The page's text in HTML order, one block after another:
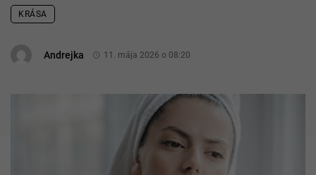
KRÁSA
Andrejka 11. mája 2026 o 08:20